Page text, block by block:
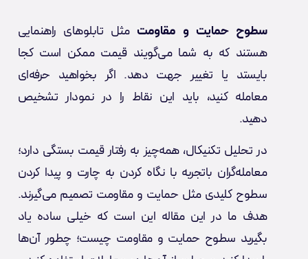
سطوح حمایت و مقاومت مثل تابلوهای راهنمایی
هستند که به شما می‌گویند قیمت ممکن است کجا
بایستد یا تغییر جهت دهد. اگر بخواهید حرفه‌ای
معامله کنید، باید این نقاط را در نمودار تشخیص
دهید.
در تحلیل تکنیکال، همه‌چیز به رفتار قیمت بستگی دارد؛
معامله‌گران باتجربه با نگاه کردن به چارت و پیدا کردن
سطوح کلیدی مثل حمایت و مقاومت تصمیم می‌گیرند.
هدف ما در این مقاله این است که خیلی ساده یاد
بگیرید سطوح حمایت و مقاومت چیست؛ چطور آن‌ها